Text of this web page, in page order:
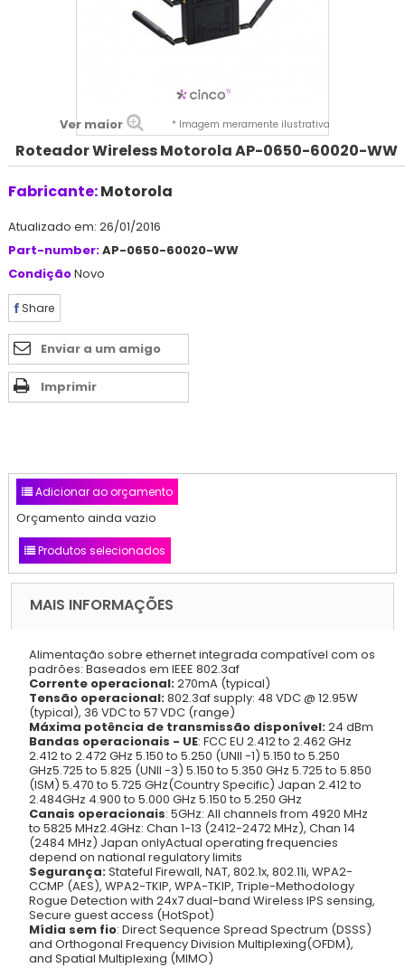
Ver maior * Imagem meramente ilustrativa
Roteador Wireless Motorola AP-0650-60020-WW
Fabricante:Motorola
Atualizado em: 26/01/2016
Part-number:AP-0650-60020-WW
CondiçãoNovo
Share
Enviar a um amigo
Imprimir
Adicionar ao orçamento
Orçamento ainda vazio
Produtos selecionados
MAIS INFORMAÇÕES
Alimentação sobre ethernet integrada compatível com os
padrões: Baseados em IEEE 802.3af
Corrente operacional:270mA (typical)
Tensão operacional:802.3af supply: 48 VDC @ 12.95W
(typical), 36 VDC to 57 VDC (range)
Máxima potência de transmissão disponível:24 dBm
Bandas operacionais - UE: FCC EU 2.412 to 2.462 GHz
2.412 to 2.472 GHz 5.150 to 5.250 (UNII -1) 5.150 to 5.250
GHz5.725 to 5.825 (UNII -3) 5.150 to 5.350 GHz 5.725 to 5.850
(ISM) 5.470 to 5.725 GHz(Country Specific) Japan 2.412 to
2.484GHz 4.900 to 5.000 GHz 5.150 to 5.250 GHz
Canais operacionais: 5GHz: All channels from 4920 MHz
to 5825 MHz2.4GHz: Chan 1-13 (2412-2472 MHz), Chan 14
(2484 MHz) Japan onlyActual operating frequencies
depend on national regulatory limits
Segurança:Stateful Firewall, NAT, 802.1x, 802.11i, WPA2-
CCMP (AES), WPA2-TKIP, WPA-TKIP, Triple-Methodology
Rogue Detection with 24x7 dual-band Wireless IPS sensing,
Secure guest access (HotSpot)
Mídia sem fio: Direct Sequence Spread Spectrum (DSSS)
and Orthogonal Frequency Division Multiplexing(OFDM),
and Spatial Multiplexing (MIMO)